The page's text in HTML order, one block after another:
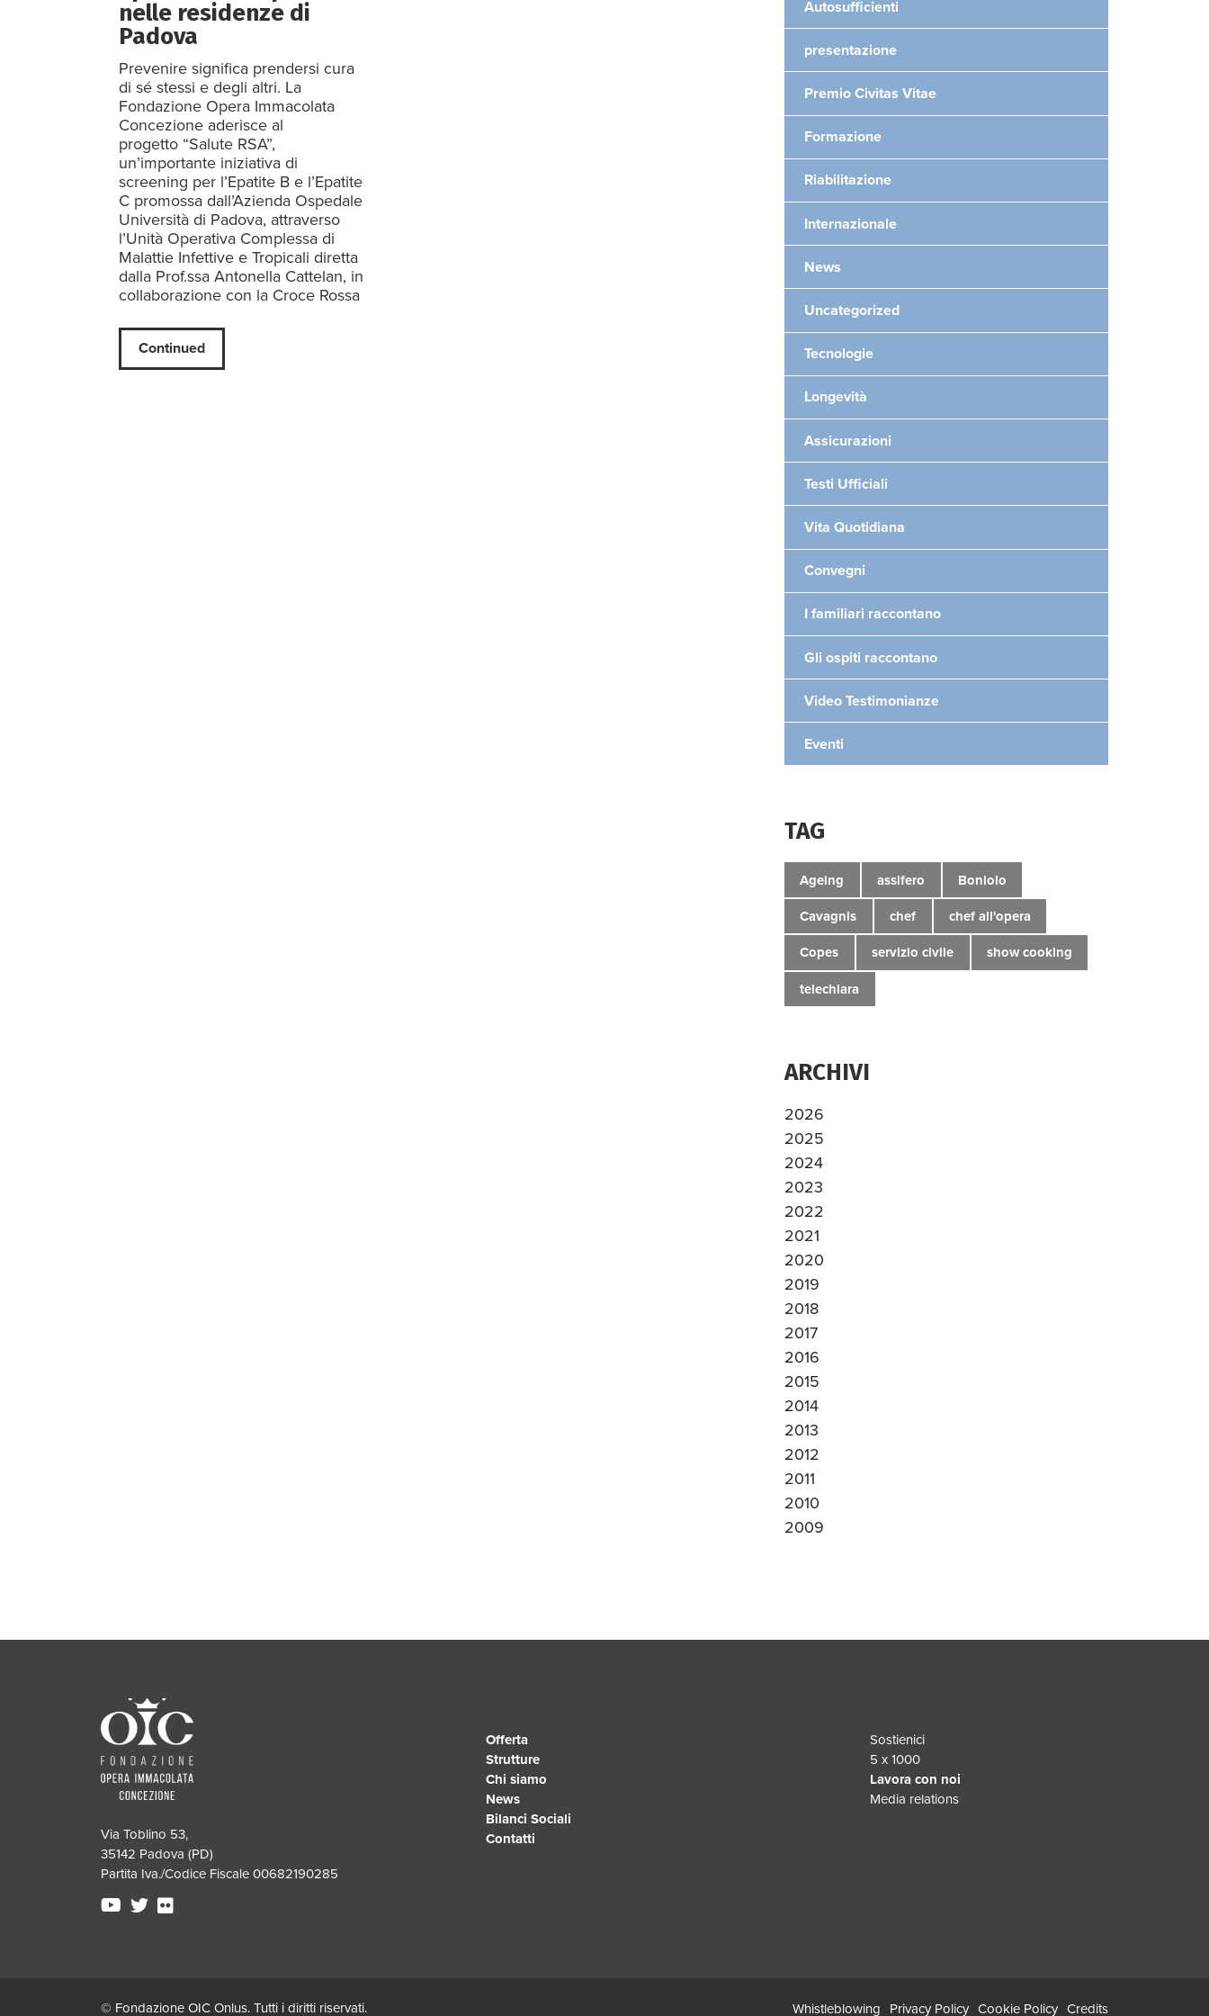
nelle residenze di
Padova
Prevenire significa prendersi cura
di sé stessi e degli altri. La
Fondazione Opera Immacolata
Concezione aderisce al
progetto “Salute RSA”,
un’importante iniziativa di
screening per l’Epatite B e l’Epatite
C promossa dall’Azienda Ospedale
Università di Padova, attraverso
l’Unità Operativa Complessa di
Malattie Infettive e Tropicali diretta
dalla Prof.ssa Antonella Cattelan, in
collaborazione con la Croce Rossa
Continued
Autosufficienti
presentazione
Premio Civitas Vitae
Formazione
Riabilitazione
Internazionale
News
Uncategorized
Tecnologie
Longevità
Assicurazioni
Testi Ufficiali
Vita Quotidiana
Convegni
I familiari raccontano
Gli ospiti raccontano
Video Testimonianze
Eventi
TAG
Ageing assifero Boniolo
Cavagnis chef chef all'opera
Copes servizio civile show cooking
telechiara
ARCHIVI
2026
2025
2024
2023
2022
2021
2020
2019
2018
2017
2016
2015
2014
2013
2012
2011
2010
2009
Via Toblino 53,
35142 Padova (PD)
Partita Iva./Codice Fiscale 00682190285
Offerta
Strutture
Chi siamo
News
Bilanci Sociali
Contatti
Sostienici
5 x 1000
Lavora con noi
Media relations
© Fondazione OIC Onlus. Tutti i diritti riservati. Whistleblowing Privacy Policy Cookie Policy Credits